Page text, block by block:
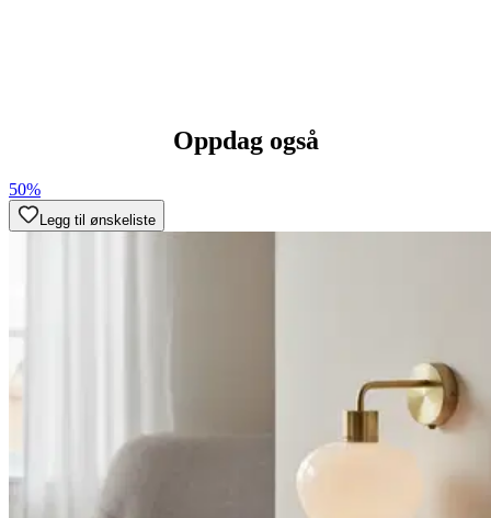
Oppdag også
50%
Legg til ønskeliste